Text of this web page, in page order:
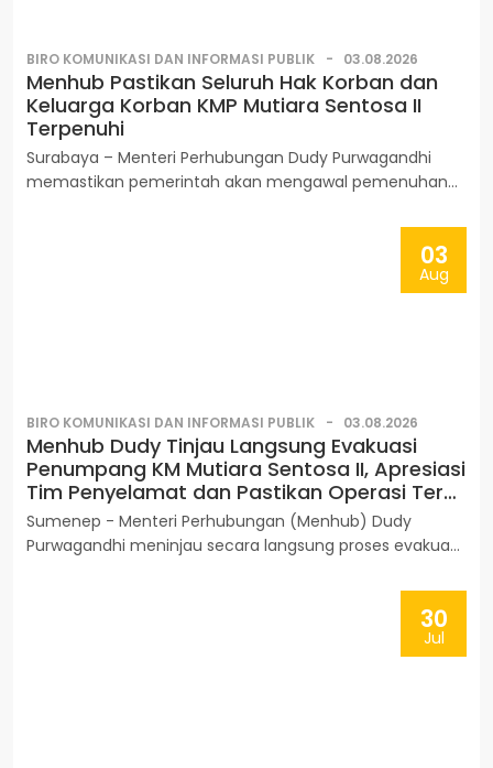
BIRO KOMUNIKASI DAN INFORMASI PUBLIK 03.08.2026
Menhub Pastikan Seluruh Hak Korban dan
Keluarga Korban KMP Mutiara Sentosa II
Terpenuhi
Surabaya – Menteri Perhubungan Dudy Purwagandhi
memastikan pemerintah akan mengawal pemenuhan
Mutiara Sentosa II. Selain terus mendukung proses
pencarian dan evakuasi, Kementerian Perhubungan03
Aug
BIRO KOMUNIKASI DAN INFORMASI PUBLIK 03.08.2026
Menhub Dudy Tinjau Langsung Evakuasi
Penumpang KM Mutiara Sentosa II, Apresiasi
Tim Penyelamat dan Pastikan Operasi Terus
Berjalan
Sumenep - Menteri Perhubungan (Menhub) Dudy
Purwagandhi meninjau secara langsung proses evakuasi
kebakaran di perairan utara Kabupaten Sumenep, Jawa
Timur, Minggu malam (2/8). Dari pelabuhan Kalianget,
Sumenep, Menhub Dudy memastikan proses evakuasi
30
Jul